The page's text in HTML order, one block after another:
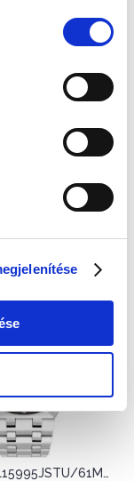
Police PL15995JSTU/61M Férfi Karóra - Kediri